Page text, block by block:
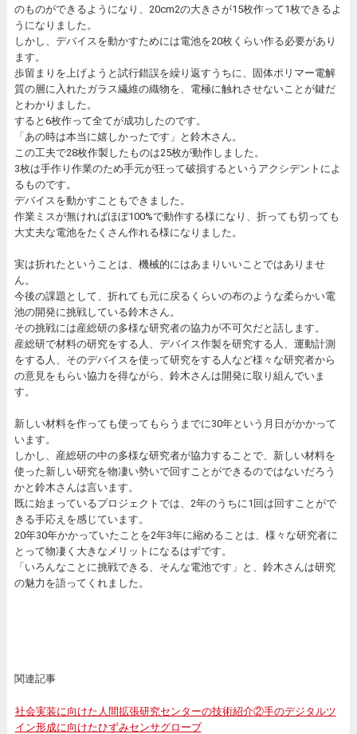
のものができるようになり、20cm2の大きさが15枚作って1枚できるよ
うになりました。
しかし、デバイスを動かすためには電池を20枚くらい作る必要があり
ます。
歩留まりを上げようと試行錯誤を繰り返すうちに、固体ポリマー電解
質の層に入れたガラス繊維の織物を、電極に触れさせないことが鍵だ
とわかりました。
すると6枚作って全てが成功したのです。
「あの時は本当に嬉しかったです」と鈴木さん。
この工夫で28枚作製したものは25枚が動作しました。
3枚は手作り作業のため手元が狂って破損するというアクシデントによ
るものです。
デバイスを動かすこともできました。
作業ミスが無ければほぼ100%で動作する様になり、折っても切っても
大丈夫な電池をたくさん作れる様になりました。
実は折れたということは、機械的にはあまりいいことではありませ
ん。
今後の課題として、折れても元に戻るくらいの布のような柔らかい電
池の開発に挑戦している鈴木さん。
その挑戦には産総研の多様な研究者の協力が不可欠だと話します。
産総研で材料の研究をする人、デバイス作製を研究する人、運動計測
をする人、そのデバイスを使って研究をする人など様々な研究者から
の意見をもらい協力を得ながら、鈴木さんは開発に取り組んでいま
す。
新しい材料を作っても使ってもらうまでに30年という月日がかかって
います。
しかし、産総研の中の多様な研究者が協力することで、新しい材料を
使った新しい研究を物凄い勢いで回すことができるのではないだろう
かと鈴木さんは言います。
既に始まっているプロジェクトでは、2年のうちに1回は回すことがで
きる手応えを感じています。
20年30年かかっていたことを2年3年に縮めることは、様々な研究者に
とって物凄く大きなメリットになるはずです。
「いろんなことに挑戦できる、そんな電池です」と、鈴木さんは研究
の魅力を語ってくれました。
関連記事
社会実装に向けた人間拡張研究センターの技術紹介②手のデジタルツ
イン形成に向けたひずみセンサグローブ